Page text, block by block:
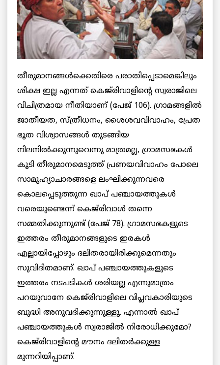
തീരുമാനങ്ങള്‍ക്കെതിരെ പരാതിപ്പെടാമെങ്കിലും
ശിക്ഷ ഇല്ല എന്നത് കെജ്‌രിവാളിന്റെ സ്വരാജിലെ
വിചിത്രമായ നീതിയാണ് (പേജ് 106). ഗ്രാമങ്ങളില്‍
ജാതീയത, സ്ത്രീധനം, ശൈശവവിവാഹം, പ്രേത
ഭൂത വിശ്വാസങ്ങള്‍ തുടങ്ങിയ
നിലനില്‍ക്കുന്നുവെന്നു മാത്രമല്ല, ഗ്രാമസഭകള്‍
കൂടി തീരുമാനമെടുത്ത് പ്രണയവിവാഹം പോലെ
സാമൂഹ്യാചാരങ്ങളെ ലംഘിക്കുന്നവരെ
കൊലപ്പെടുത്തുന്ന ഖാപ് പഞ്ചായത്തുകള്‍
വരെയുണ്ടെന്ന് കെജ്‌രിവാള്‍ തന്നെ
സമ്മതിക്കുന്നുണ്ട് (പേജ് 78). ഗ്രാമസഭകളുടെ
ഇത്തരം തീരുമാനങ്ങളുടെ ഇരകള്‍
എല്ലായിപ്പോഴും ദലിതരായിരിക്കുമെന്നതും
സുവിദിതമാണ്. ഖാപ് പഞ്ചായത്തുകളുടെ
ഇത്തരം നടപടികള്‍ ശരിയല്ല എന്നുമാത്രം
പറയുവാനേ കെജ്‌രിവാളിലെ വിപ്ലവകാരിയുടെ
ബുദ്ധി അനുവദിക്കുന്നുള്ളൂ. എന്നാല്‍ ഖാപ്
പഞ്ചായത്തുകള്‍ സ്വരാജില്‍ നിരോധിക്കുമോ?
കെജ്‌രിവാളിന്റെ മൗനം ദലിതര്‍ക്കുള്ള
മുന്നറിയിപ്പാണ്.